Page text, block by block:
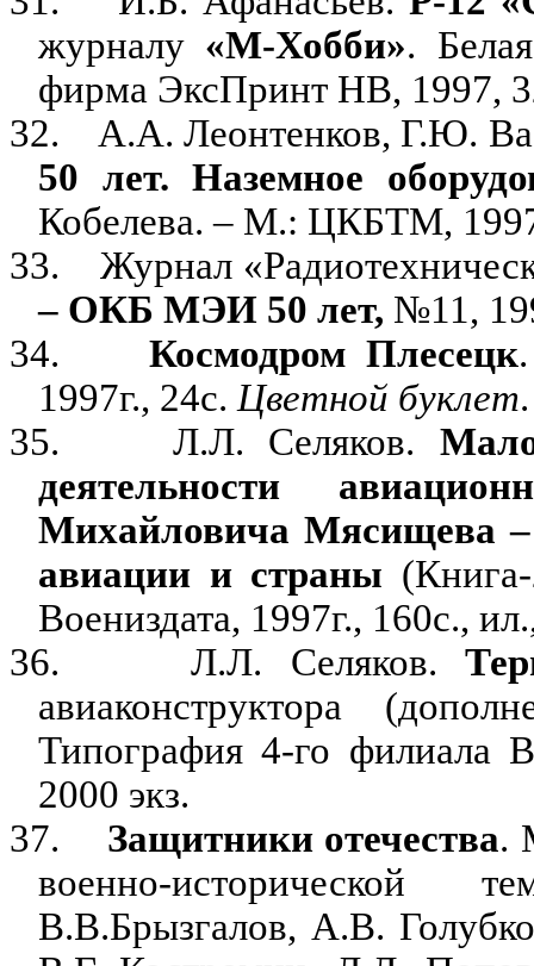
журналу «М-Хобби».
фирма ЭксПринт НВ, 1997,
32.
А.А. Леонтенков, Г.Ю.
50 лет. Наземное
Кобелева. – М.: ЦКБТМ,
33.
Журнал
– ОКБ МЭИ 50 лет, №11,
34.
Космодром Плесецк
1997г., 24с. Цветной буклет.
35.
Л.Л. Селяков.
деятельности
Михайловича Мясищева –
авиации и страны
Воениздата, 1997г., 160с.,
36.
Л.Л. Селяков.
авиаконструктора
Типография 4-го филиала
2000 экз.
37.
Защитники отечества.
военно-исторической
В.В.Брызгалов, А.В.